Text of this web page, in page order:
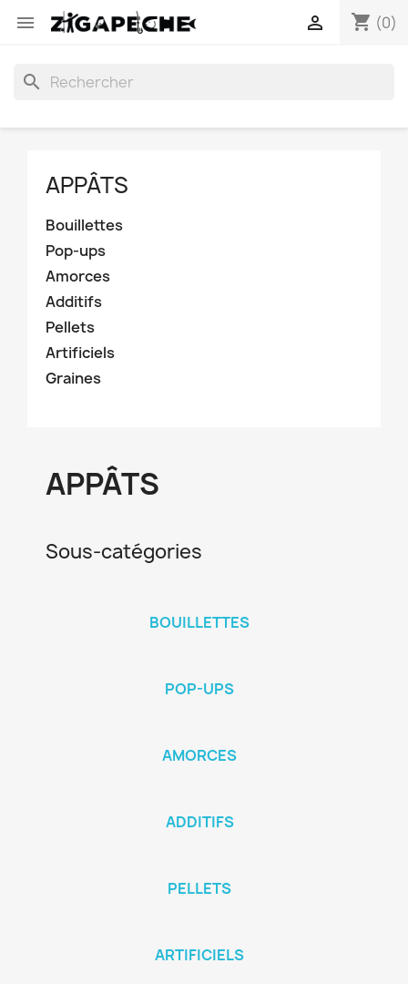
 shopping_cart (0)

search
APPÂTS
Bouillettes
Pop-ups
Amorces
Additifs
Pellets
Artificiels
Graines
APPÂTS
Sous-catégories
BOUILLETTES
POP-UPS
AMORCES
ADDITIFS
PELLETS
ARTIFICIELS